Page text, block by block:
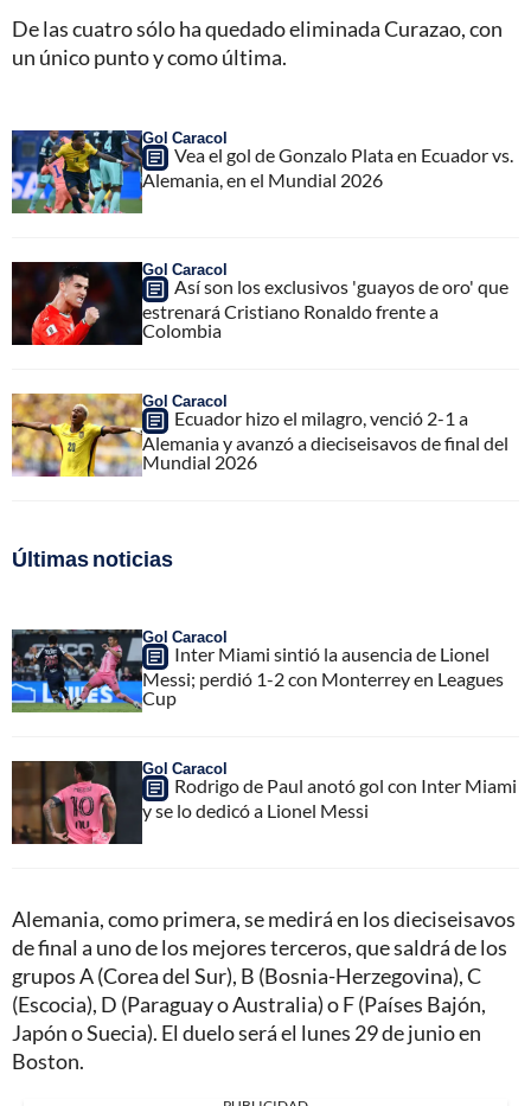
De las cuatro sólo ha quedado eliminada Curazao, con
un único punto y como última.
Gol Caracol
Vea el gol de Gonzalo Plata en Ecuador vs.
Alemania, en el Mundial 2026
Gol Caracol
Así son los exclusivos 'guayos de oro' que
estrenará Cristiano Ronaldo frente a
Colombia
Gol Caracol
Ecuador hizo el milagro, venció 2-1 a
Alemania y avanzó a dieciseisavos de final del
Mundial 2026
Últimas noticias
Gol Caracol
Inter Miami sintió la ausencia de Lionel
Messi; perdió 1-2 con Monterrey en Leagues
Cup
Gol Caracol
Rodrigo de Paul anotó gol con Inter Miami
y se lo dedicó a Lionel Messi
Alemania, como primera, se medirá en los dieciseisavos
de final a uno de los mejores terceros, que saldrá de los
grupos A (Corea del Sur), B (Bosnia-Herzegovina), C
(Escocia), D (Paraguay o Australia) o F (Países Bajón,
Japón o Suecia). El duelo será el lunes 29 de junio en
Boston.